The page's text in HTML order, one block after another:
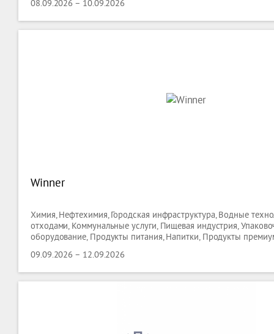
08.09.2026 – 10.09.2026
Winner
Химия, Нефтехимия, Городская инфраструктура, Водные
отходами, Коммунальные услуги, Пищевая индустрия,
оборудование, Продукты питания, Напитки, Продукты
оборудование, Лабораторные Технологии, Биотехнологии,
09.09.2026 – 12.09.2026